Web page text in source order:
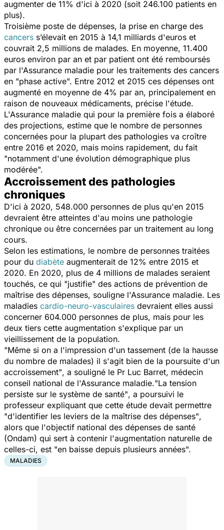
augmenter de 11% d'ici à 2020 (soit 246.100 patients en
plus).
Troisième poste de dépenses, la prise en charge des
cancers s’élevait en 2015 à 14,1 milliards d'euros et
couvrait 2,5 millions de malades. En moyenne, 11.400
euros environ par an et par patient ont été remboursés
par l'Assurance maladie pour les traitements des cancers
en "phase active". Entre 2012 et 2015 ces dépenses ont
augmenté en moyenne de 4% par an, principalement en
raison de nouveaux médicaments, précise l'étude.
L'Assurance maladie qui pour la première fois a élaboré
des projections, estime que le nombre de personnes
concernées pour la plupart des pathologies va croître
entre 2016 et 2020, mais moins rapidement, du fait
"notamment d'une évolution démographique plus
modérée".
Accroissement des pathologies
chroniques
D'ici à 2020, 548.000 personnes de plus qu'en 2015
devraient être atteintes d'au moins une pathologie
chronique ou être concernées par un traitement au long
cours.
Selon les estimations, le nombre de personnes traitées
pour du diabète augmenterait de 12% entre 2015 et
2020. En 2020, plus de 4 millions de malades seraient
touchés, ce qui "justifie" des actions de prévention de
maîtrise des dépenses, souligne l'Assurance maladie. Les
maladies cardio-neuro-vasculaires devraient elles aussi
concerner 604.000 personnes de plus, mais pour les
deux tiers cette augmentation s'explique par un
vieillissement de la population.
"Même si on a l'impression d'un tassement (de la hausse
du nombre de malades) il s'agit bien de la poursuite d'un
accroissement", a souligné le Pr Luc Barret, médecin
conseil national de l'Assurance maladie."La tension
persiste sur le système de santé", a poursuivi le
professeur expliquant que cette étude devait permettre
"d'identifier les leviers de la maîtrise des dépenses",
alors que l'objectif national des dépenses de santé
(Ondam) qui sert à contenir l'augmentation naturelle de
celles-ci, est "en baisse depuis plusieurs années".
MALADIES